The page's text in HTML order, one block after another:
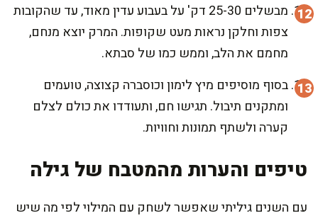
מבשלים 25-30 דק' על בעבוע עדין מאוד, עד שהקובות
צפות וחלקן נראות מעט שקופות. המרק יוצא מנחם,
מחמם את הלב, וממש כמו של סבתא.
בסוף מוסיפים מיץ לימון וכוסברה קצוצה, טועמים
ומתקנים תיבול. תגישו חם, ותעודדו את כולם לצלם
קערה ולשתף תמונות וחוויות.
טיפים והערות מהמטבח של גילה
עם השנים גיליתי שאפשר לשחק עם המילוי לפי מה שיש